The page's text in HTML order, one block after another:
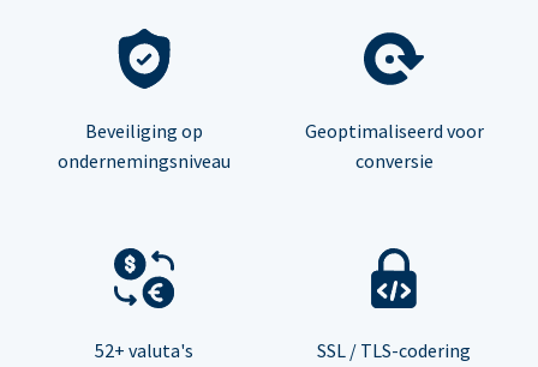
Beveiliging op
ondernemingsniveau
Geoptimaliseerd voor
conversie
52+ valuta's SSL / TLS-codering